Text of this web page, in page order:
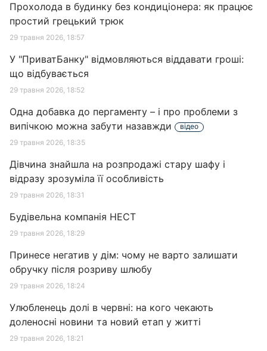
Прохолода в будинку без кондиціонера: як працює
простий грецький трюк
29 травня 2026, 18:57
У "ПриватБанку" відмовляються віддавати гроші:
що відбувається
29 травня 2026, 18:52
Одна добавка до пергаменту – і про проблеми з
випічкою можна забути назавжди
відео
29 травня 2026, 18:35
Дівчина знайшла на розпродажі стару шафу і
відразу зрозуміла її особливість
29 травня 2026, 18:31
Будівельна компанія НЕСТ
29 травня 2026, 18:29
Принесе негатив у дім: чому не варто залишати
обручку після розриву шлюбу
29 травня 2026, 18:24
Улюбленець долі в червні: на кого чекають
доленосні новини та новий етап у житті
29 травня 2026, 18:21